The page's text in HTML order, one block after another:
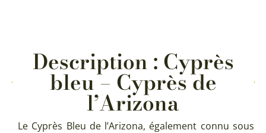
Description : Cyprès
bleu – Cyprès de
l’Arizona
Le Cyprès Bleu de l’Arizona, également connu sous